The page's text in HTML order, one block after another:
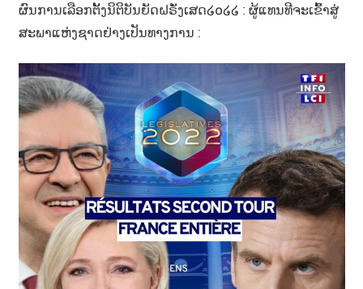
ຜົນການເລືອກຕັ້ງນິຕິບັນຍັດຝຣັ່ງເສດ໒໐໒໒ : ຜູ້ແທນທີຈະເຂົ້າສູ່
ສະພາແຫ່ງຊາດຢ່າງເປັນທາງການ :